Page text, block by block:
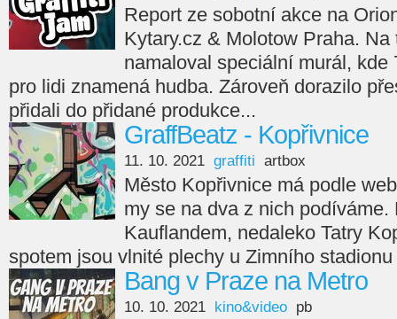
Report ze sobotní akce na
Kytary.cz & Molotow Praha. Na
namaloval speciální murál, kde
pro lidi znamená hudba. Zároveň dorazilo
přidali do přidané produkce...
GraffBeatz - Kopřivnice
11. 10. 2021 graffiti artbox
Město Kopřivnice má podle
my se na dva z nich
Kauflandem, nedaleko Tatry
spotem jsou vlnité plechy u Zimního
Bang v Praze na Metro
10. 10. 2021 kino&video pb